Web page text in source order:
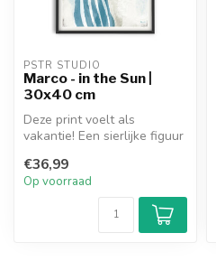
PSTR STUDIO
Marco - in the Sun |
30x40 cm
Deze print voelt als
vakantie! Een sierlijke figuur
glo...
€36,99
Op voorraad